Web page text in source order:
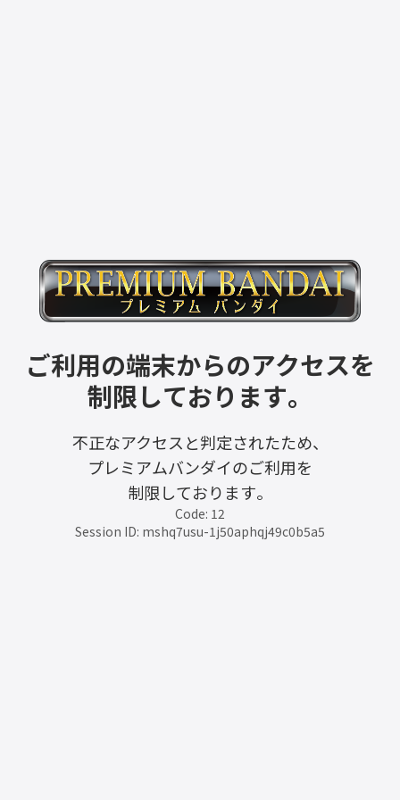
ご利用の端末からのアクセスを
制限しております。
不正なアクセスと判定されたため、
プレミアムバンダイのご利用を
制限しております。
Code: 12
Session ID: mshq7usu-1j50aphqj49c0b5a5